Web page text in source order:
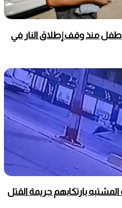
اليونيسف: استشهاد 300 طفل منذ وقف إطلاق النار في
بارتكابهم جريمة القتل